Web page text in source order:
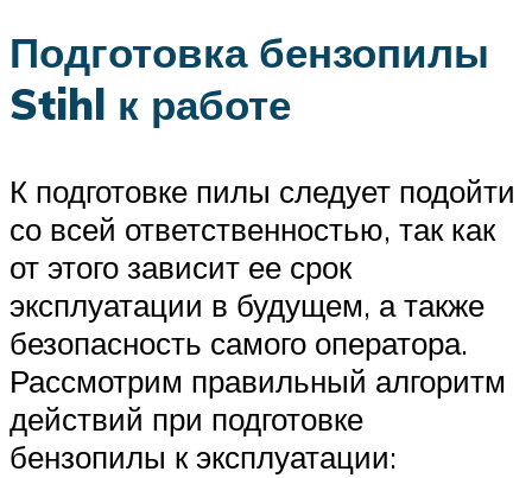
Подготовка бензопилы
Stihl к работе
К подготовке пилы следует подойти
со всей ответственностью, так как
от этого зависит ее срок
эксплуатации в будущем, а также
безопасность самого оператора.
Рассмотрим правильный алгоритм
действий при подготовке
бензопилы к эксплуатации: